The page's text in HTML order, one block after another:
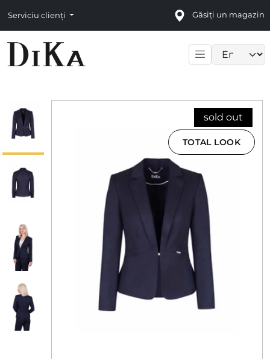
Serviciu clienți Găsiți un magazin
sold out
TOTAL LOOK